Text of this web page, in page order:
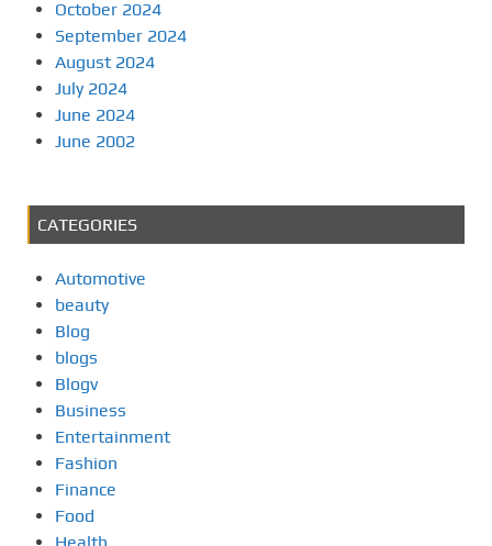
October 2024
September 2024
August 2024
July 2024
June 2024
June 2002
CATEGORIES
Automotive
beauty
Blog
blogs
Blogv
Business
Entertainment
Fashion
Finance
Food